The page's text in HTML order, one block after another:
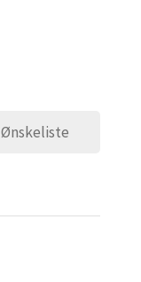
Ønskeliste